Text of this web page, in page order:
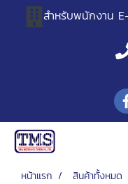
สำหรับพนักงาน
หน้าแรก สินค้าทั้งหมด